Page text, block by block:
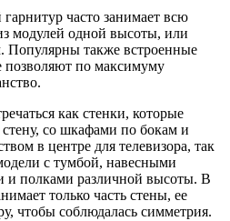
часто занимает всю
модулей одной высоты, или
Популярны также встроенные
по максимуму
как стенки, которые
со шкафами по бокам и
в центре для телевизора, так
с тумбой, навесными
и полками различной высоты. В
только часть стены, ее
чтобы соблюдалась симметрия.